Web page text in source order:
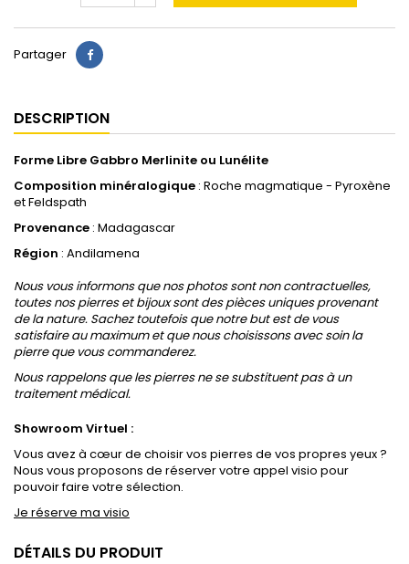
Partager
DESCRIPTION
Forme Libre Gabbro Merlinite ou Lunélite
Composition minéralogique : Roche magmatique - Pyroxène
et Feldspath
Provenance : Madagascar
Région : Andilamena
Nous vous informons que nos photos sont non contractuelles,
toutes nos pierres et bijoux sont des pièces uniques provenant
de la nature. Sachez toutefois que notre but est de vous
satisfaire au maximum et que nous choisissons avec soin la
pierre que vous commanderez.
Nous rappelons que les pierres ne se substituent pas à un
traitement médical.
Showroom Virtuel :
Vous avez à cœur de choisir vos pierres de vos propres yeux ?
Nous vous proposons de réserver votre appel visio pour
pouvoir faire votre sélection.
Je réserve ma visio
DÉTAILS DU PRODUIT